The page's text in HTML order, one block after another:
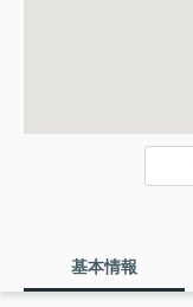
基本情報